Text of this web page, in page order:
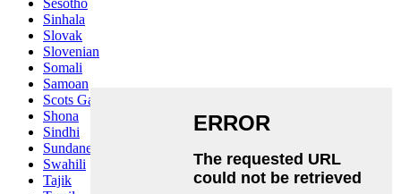
Sesotho
Sinhala
Slovak
Slovenian
Somali
Samoan
Scots Gaelic
Shona
Sindhi
Sundanese
Swahili
Tajik